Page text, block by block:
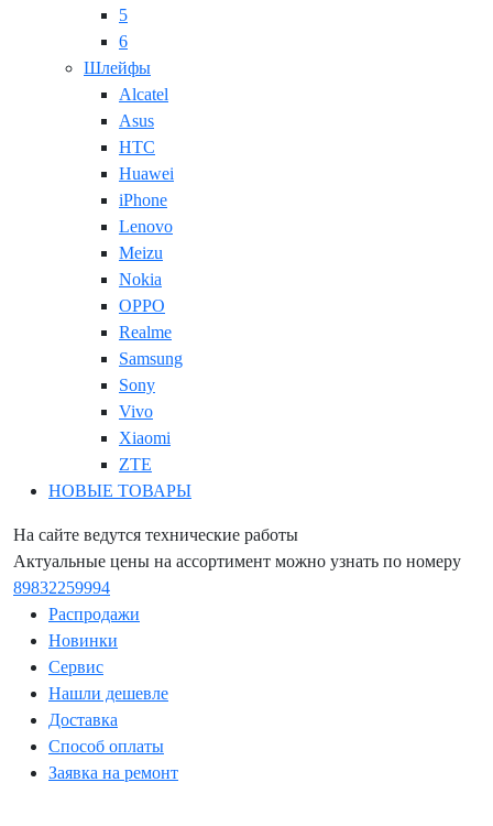
5
6
Шлейфы
Alcatel
Asus
HTC
Huawei
iPhone
Lenovo
Meizu
Nokia
OPPO
Realme
Samsung
Sony
Vivo
Xiaomi
ZTE
НОВЫЕ ТОВАРЫ
На сайте ведутся технические работы
Актуальные цены на ассортимент можно узнать по номеру
89832259994
Распродажи
Новинки
Сервис
Нашли дешевле
Доставка
Способ оплаты
Заявка на ремонт